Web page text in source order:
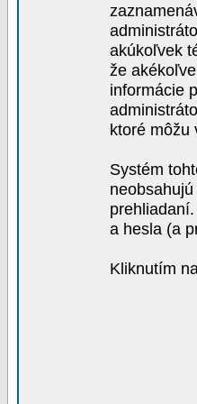
akúkoľvek
že
informácie
ktoré môžu
Systém
a hesla (a
Kliknutím